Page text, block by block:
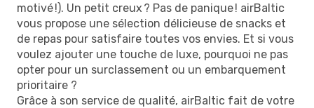
motivé !). Un petit creux ? Pas de panique ! airBaltic
vous propose une sélection délicieuse de snacks et
de repas pour satisfaire toutes vos envies. Et si vous
voulez ajouter une touche de luxe, pourquoi ne pas
opter pour un surclassement ou un embarquement
prioritaire ?
Grâce à son service de qualité, airBaltic fait de votre